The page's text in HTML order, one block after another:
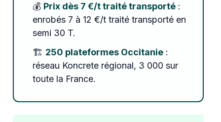
💰 Prix dès 7 €/t traité transporté:
enrobés 7 à 12 €/t traité transporté en
semi 30 T.
🏗️ 250 plateformes Occitanie:
réseau Koncrete régional, 3 000 sur
toute la France.